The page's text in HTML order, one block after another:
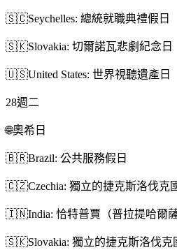
🇸🇨Seychelles: 總統就職典禮假日
🇸🇰Slovakia: 切爾諾瓦悲劇紀念日
🇺🇸United States: 世界視聽遺產日
28週二
🌐奧希日
🇧🇷Brazil: 公共服務假日
🇨🇿Czechia: 獨立的捷克斯洛伐克
🇮🇳India: 恰特普賈（普拉提哈爾
🇸🇰Slovakia: 獨立的捷克斯洛伐克